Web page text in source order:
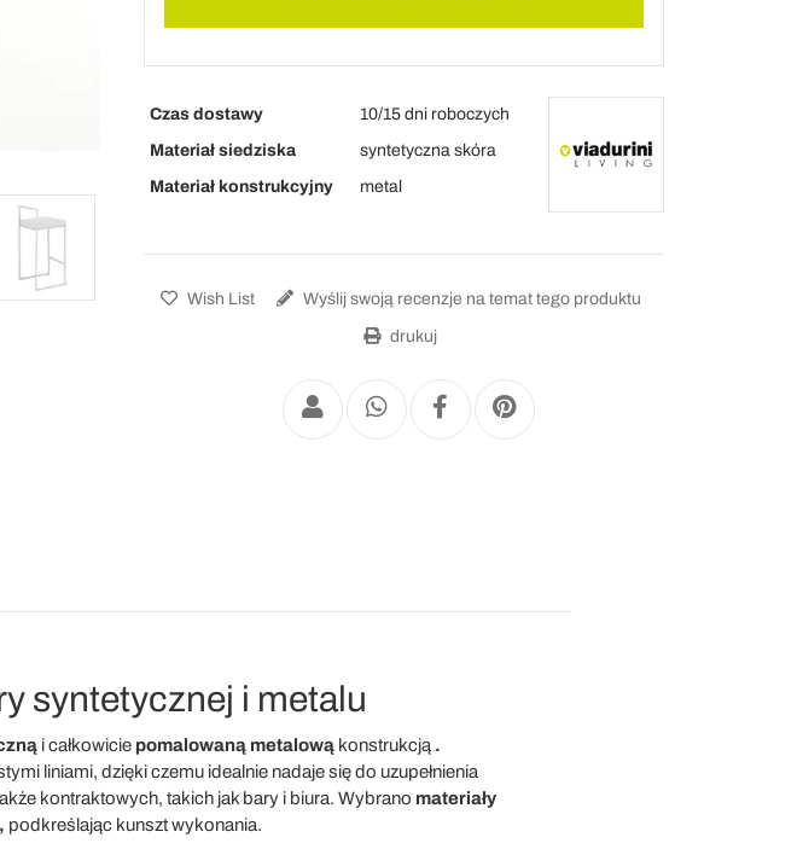
Czas dostawy
10/15 dni roboczych
Materiał siedziska
syntetyczna skóra
Materiał konstrukcyjny
metal
Wish List Wyślij swoją recenzje na temat tego produktu
drukuj
syntetycznej i metalu
i całkowicie pomalowaną metalowąkonstrukcją .
liniami, dzięki czemu idealnie nadaje się do uzupełnienia
kontraktowych, takich jak bary i biura. Wybrano materiały
podkreślając kunszt wykonania.